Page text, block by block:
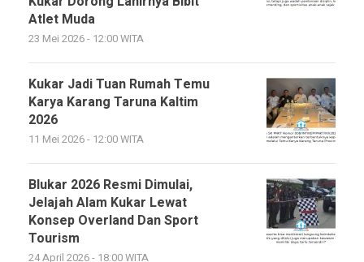
Atlet Muda
23 Mei 2026 - 12:00 WITA
Kukar Jadi Tuan Rumah Temu
Karya Karang Taruna Kaltim
2026
11 Mei 2026 - 12:00 WITA
Blukar 2026 Resmi Dimulai,
Jelajah Alam Kukar Lewat
Konsep Overland Dan Sport
Tourism
24 April 2026 - 18:00 WITA